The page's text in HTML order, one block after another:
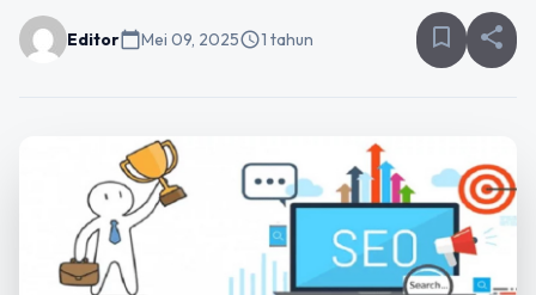
Editorcalendar_todayMei 09, 2025schedule1 tahun bookmark_border share